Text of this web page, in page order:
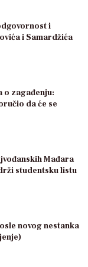
i
i Samardžića
o zagađenju:
da će se
Mađara
studentsku listu
novog nestanka